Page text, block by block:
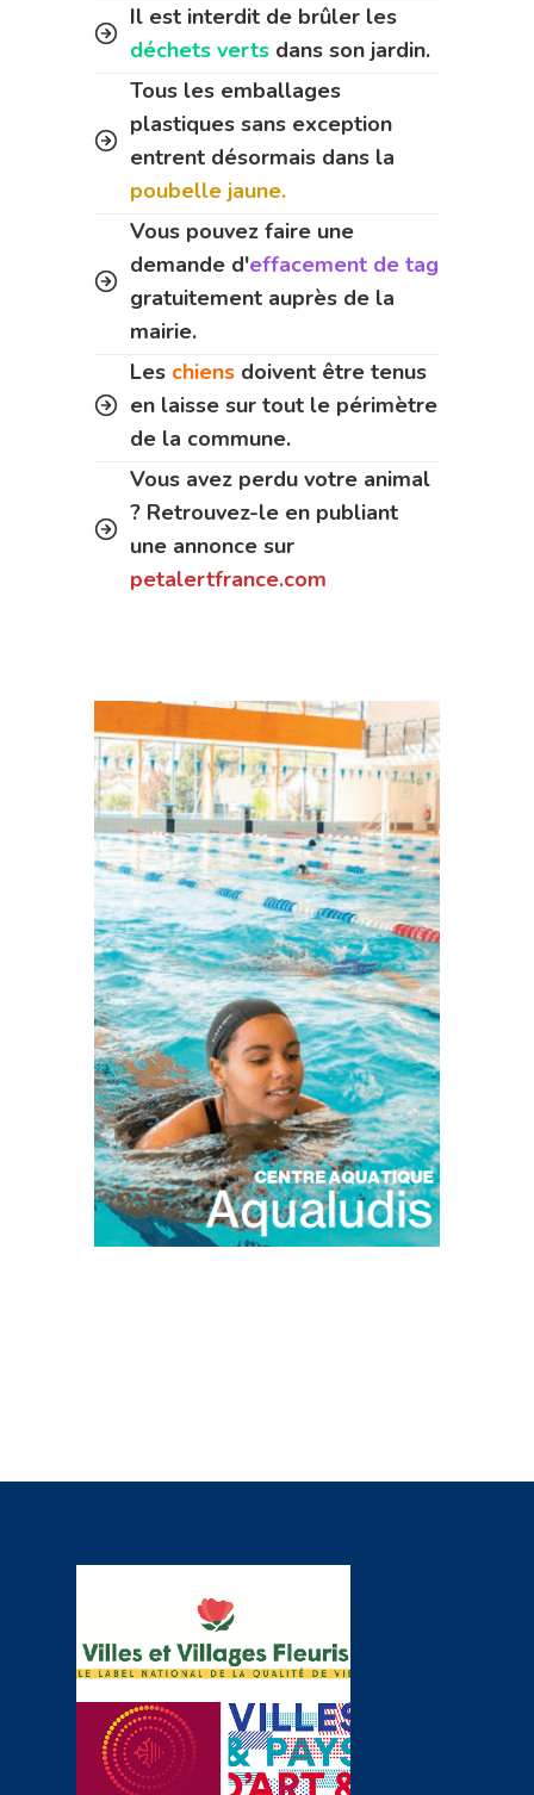
Il est interdit de brûler les
déchets verts dans son jardin.
Tous les emballages
plastiques sans exception
entrent désormais dans la
poubelle jaune.
Vous pouvez faire une
demande d'effacement de tag
gratuitement auprès de la
mairie.
Les chiens doivent être tenus
en laisse sur tout le périmètre
de la commune.
Vous avez perdu votre animal
? Retrouvez-le en publiant
une annonce sur
petalertfrance.com